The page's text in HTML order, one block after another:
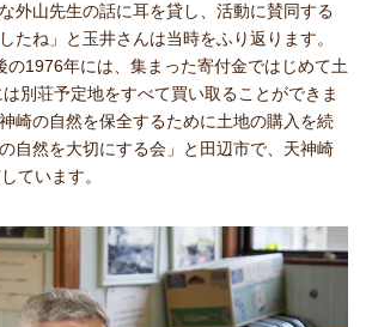
外山先生の話に耳を貸し、活動に賛同する
たね」と玉井さんは当時をふり返ります。
の1976年には、集まった寄付金ではじめて土
別荘予定地をすべて買い取ることができま
崎の自然を保全するために土地の購入を続
自然を大切にする会」と田辺市で、天神崎
ています。